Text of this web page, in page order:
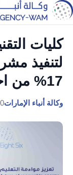
كليات
لتنفيذ
17% من احتياجاتها من الكهرباء
وكالة أنباء الإمارات